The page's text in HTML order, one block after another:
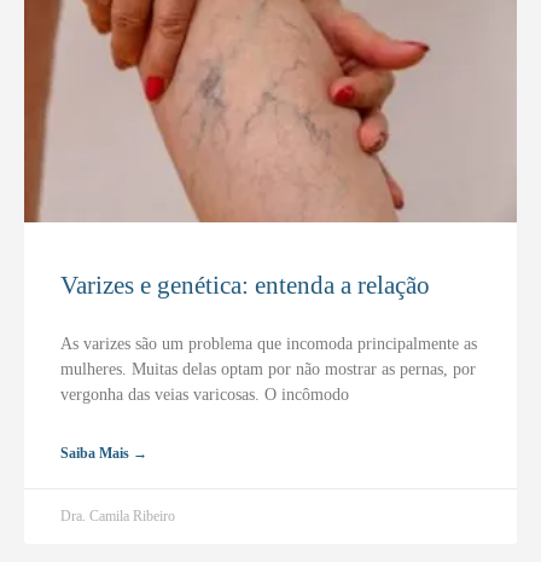
Varizes e genética: entenda a relação
As varizes são um problema que incomoda principalmente as
mulheres. Muitas delas optam por não mostrar as pernas, por
vergonha das veias varicosas. O incômodo
Saiba Mais →
Dra. Camila Ribeiro